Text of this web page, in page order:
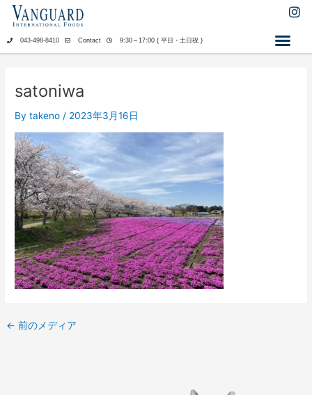
ス
I
043-498-8410 Contact 9:30～17:00 ( 平日・土日祝 )
satoniwa
Bytakeno / 2023年3月16日
← 前のメディア